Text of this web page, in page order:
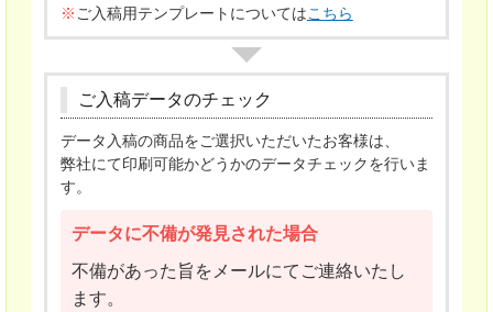
※ ご入稿用テンプレートについてはこちら
ご入稿データのチェック
データ入稿の商品をご選択いただいたお客様は、
弊社にて印刷可能かどうかのデータチェックを行いま
す。
データに不備が発見された場合
不備があった旨をメールにてご連絡いたし
ます。